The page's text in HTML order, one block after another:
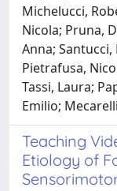
Michelucci,
Nicola; Pruna,
Anna;
Pietrafusa,
Tassi, Laura;
Emilio;
Teaching
Etiology of